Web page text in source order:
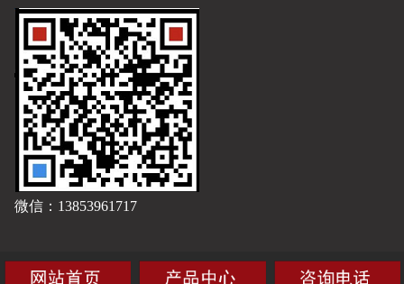
微信：13853961717